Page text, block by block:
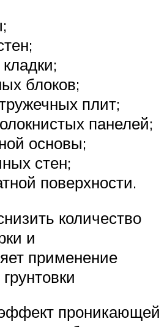
блоков;
плит;
панелей;
основы;
стен;
поверхности.
количество
и
применение
проникающей